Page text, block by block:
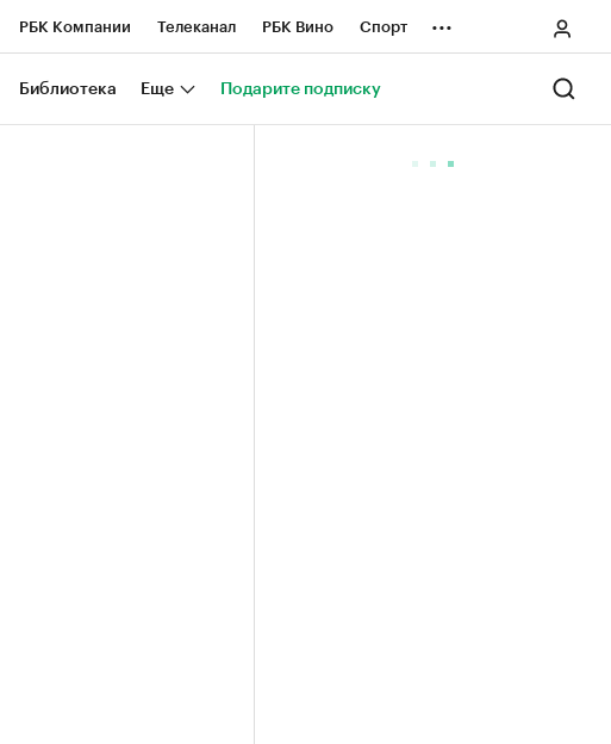
РБК Компании Телеканал РБК Вино Спорт
Национальные проекты Город
...
Библиотека Еще Подарите подписку